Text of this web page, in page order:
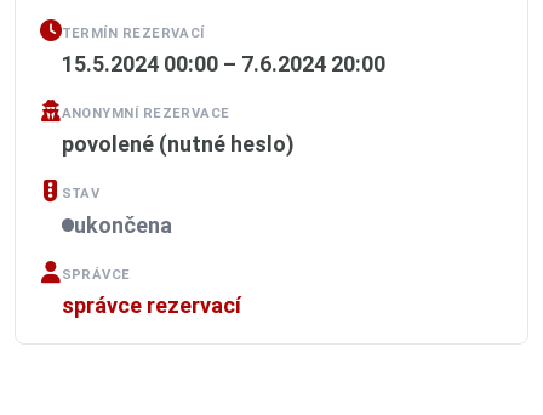
TERMÍN REZERVACÍ
15.5.2024 00:00 – 7.6.2024 20:00
ANONYMNÍ REZERVACE
povolené (nutné heslo)
STAV
ukončena
SPRÁVCE
správce rezervací